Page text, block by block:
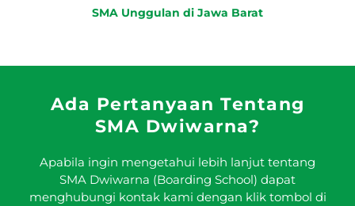
SMA Unggulan di Jawa Barat
Ada Pertanyaan Tentang
SMA Dwiwarna?
Apabila ingin mengetahui lebih lanjut tentang
SMA Dwiwarna (Boarding School) dapat
menghubungi kontak kami dengan klik tombol di